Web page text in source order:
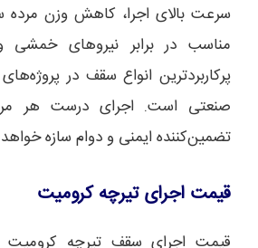
سرعت بالای اجرا، کاهش وزن
مناسب در برابر نیروهای
پرکاربردترین انواع سقف در
صنعتی است. اجرای درست هر
تضمین‌کننده ایمنی و دوام سازه
قیمت اجرای تیرچه کرومیت
قیمت اجرای سقف تیرچه کرومیت